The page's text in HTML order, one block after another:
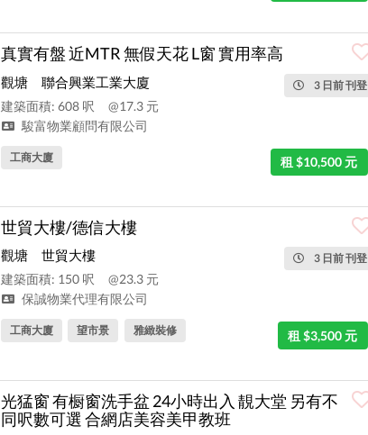
真實有盤 近MTR 無假天花 L窗 實用率高
3 日前 刊登
觀塘 聯合興業工業大廈
建築面積: 608 呎
@17.3 元
駿富物業顧問有限公司
租 $10,500 元
工商大廈
世貿大樓/德信大樓
3 日前 刊登
觀塘 世貿大樓
建築面積: 150 呎
@23.3 元
保誠物業代理有限公司
租 $3,500 元
工商大廈 望市景 雅緻裝修
光猛窗 有橱窗洗手盆 24小時出入 靚大堂 另有不
同呎數可選 合網店美容美甲教班